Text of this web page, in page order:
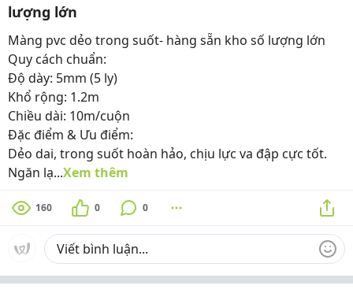
lượng lớn
Màng pvc dẻo trong suốt- hàng sẵn kho số lượng lớn
Quy cách chuẩn:
Độ dày: 5mm (5 ly)
Khổ rộng: 1.2m
Chiều dài: 10m/cuộn
Đặc điểm & Ưu điểm:
Dẻo dai, trong suốt hoàn hảo, chịu lực va đập cực tốt.
Ngăn lạ...Xem thêm
160 0 0